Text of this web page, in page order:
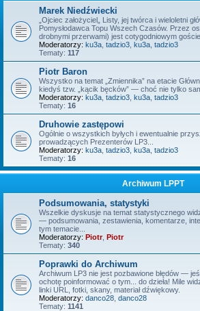
Marek Niedźwiecki
„Ojciec założyciel„ Listy, jej twórca i wieloletni
Pomysłodawca Topu Wszech Czasów. Przez
drobnymi przerwami) jest cotygodniowym
Moderatorzy: ku3a tadzio3 ku3a tadzio3
Tematy: 117
Piotr Baron
Wszystko na temat „Zmiennika” na etacie
kiedyś tzw. „kącik bęcków” — choć nie tylko
Moderatorzy: ku3a tadzio3 ku3a tadzio3
Tematy: 16
Druhowie zastępowi
Ogólnie o wszystkich byłych i ewentualnie
prowadzących Prezenterów LP3...
Moderatorzy: ku3a tadzio3 ku3a tadzio3
Tematy: 16
Archiwum LPPT
Podsumowania, statystyki
Wszelkie dyskusje na temat statystycznego
— podsumowania, zestawienia, komentarze,
tym temacie...
Moderatorzy: Piotr, Piotr
Tematy: 340
Poprawki do Archiwum
Archiwum LP3 nie jest pozbawione błędów —
ochotę poinformować o tym... do dzieła! Mile
linki URL, fotki, skany, materiał dźwiękowy.
Moderatorzy: danco28 danco28
Tematy: 1141